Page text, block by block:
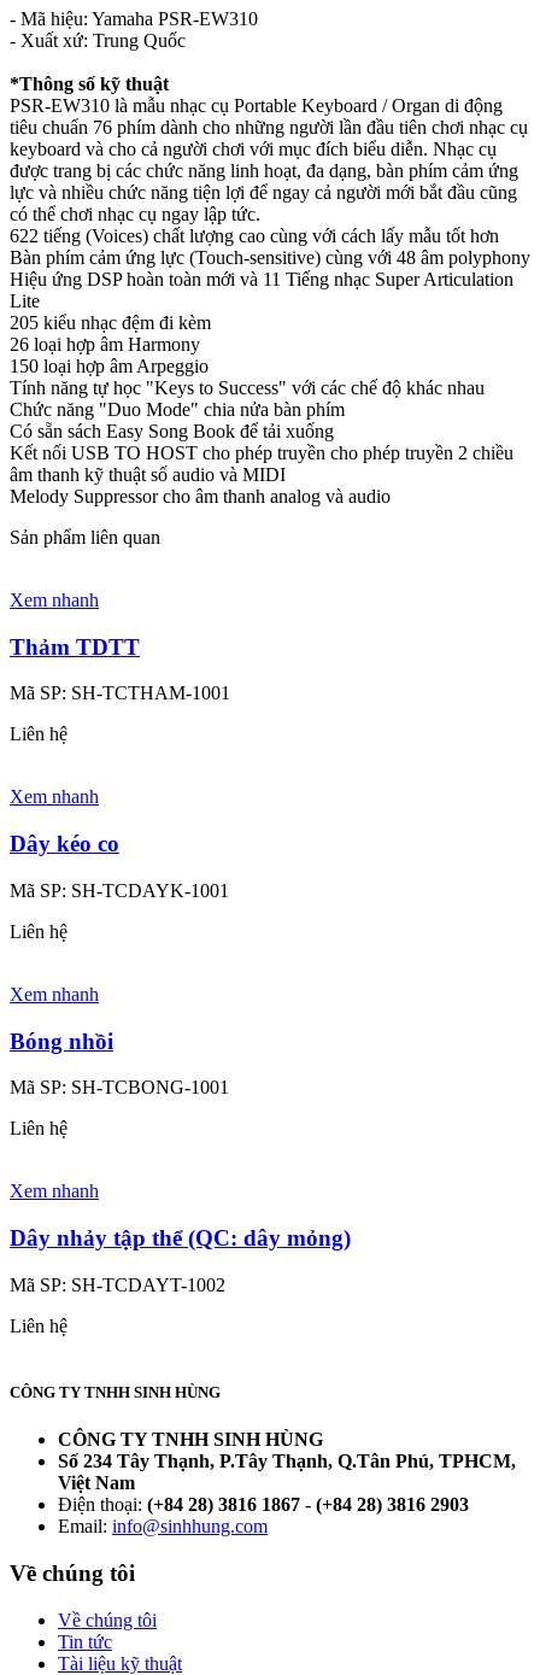
- Mã hiệu: Yamaha PSR-EW310
- Xuất xứ: Trung Quốc
*Thông số kỹ thuật
PSR-EW310 là mẫu nhạc cụ Portable Keyboard / Organ di động
tiêu chuẩn 76 phím dành cho những người lần đầu tiên chơi nhạc cụ
keyboard và cho cả người chơi với mục đích biểu diễn. Nhạc cụ
được trang bị các chức năng linh hoạt, đa dạng, bàn phím cảm ứng
lực và nhiều chức năng tiện lợi để ngay cả người mới bắt đầu cũng
có thể chơi nhạc cụ ngay lập tức.
622 tiếng (Voices) chất lượng cao cùng với cách lấy mẫu tốt hơn
Bàn phím cảm ứng lực (Touch-sensitive) cùng với 48 âm polyphony
Hiệu ứng DSP hoàn toàn mới và 11 Tiếng nhạc Super Articulation
Lite
205 kiểu nhạc đệm đi kèm
26 loại hợp âm Harmony
150 loại hợp âm Arpeggio
Tính năng tự học "Keys to Success" với các chế độ khác nhau
Chức năng "Duo Mode" chia nửa bàn phím
Có sẵn sách Easy Song Book để tải xuống
Kết nối USB TO HOST cho phép truyền cho phép truyền 2 chiều
âm thanh kỹ thuật số audio và MIDI
Melody Suppressor cho âm thanh analog và audio
Sản phẩm liên quan
Xem nhanh
Thảm TDTT
Mã SP: SH-TCTHAM-1001
Liên hệ
Xem nhanh
Dây kéo co
Mã SP: SH-TCDAYK-1001
Liên hệ
Xem nhanh
Bóng nhồi
Mã SP: SH-TCBONG-1001
Liên hệ
Xem nhanh
Dây nhảy tập thể (QC: dây mỏng)
Mã SP: SH-TCDAYT-1002
Liên hệ
CÔNG TY TNHH SINH HÙNG
CÔNG TY TNHH SINH HÙNG
Số 234 Tây Thạnh, P.Tây Thạnh, Q.Tân Phú, TPHCM,
Việt Nam
Điện thoại: (+84 28) 3816 1867 - (+84 28) 3816 2903
Email: info@sinhhung.com
Về chúng tôi
Về chúng tôi
Tin tức
Tài liệu kỹ thuật